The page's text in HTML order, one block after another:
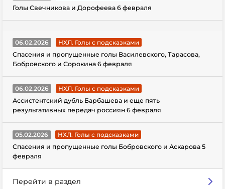
Голы Свечникова и Дорофеева 6 февраля
06.02.2026
НХЛ. Голы с подсказками
Спасения и пропущенные голы Василевского, Тарасова,
Бобровского и Сорокина 6 февраля
06.02.2026
НХЛ. Голы с подсказками
Ассистентский дубль Барбашева и еще пять
результативных передач россиян 6 февраля
05.02.2026
НХЛ. Голы с подсказками
Спасения и пропущенные голы Бобровского и Аскарова 5
февраля
Перейти в раздел